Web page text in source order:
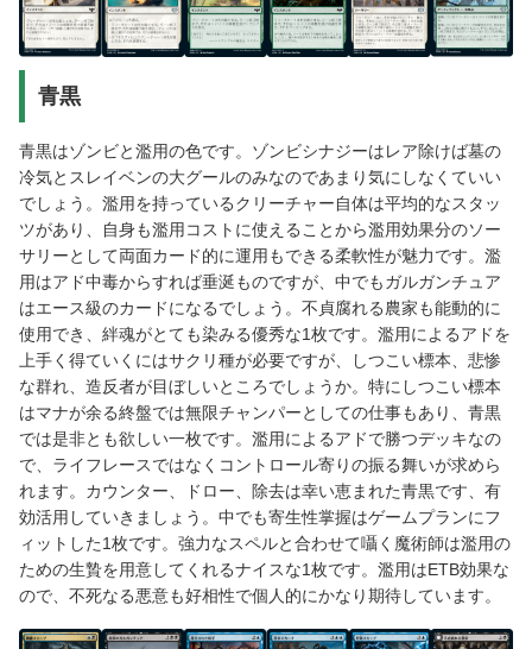
青黒
青黒はゾンビと濫用の色です。ゾンビシナジーはレア除けば墓の
冷気とスレイベンの大グールのみなのであまり気にしなくていい
でしょう。濫用を持っているクリーチャー自体は平均的なスタッ
ツがあり、自身も濫用コストに使えることから濫用効果分のソー
サリーとして両面カード的に運用もできる柔軟性が魅力です。濫
用はアド中毒からすれば垂涎ものですが、中でもガルガンチュア
はエース級のカードになるでしょう。不貞腐れる農家も能動的に
使用でき、絆魂がとても染みる優秀な1枚です。濫用によるアドを
上手く得ていくにはサクリ種が必要ですが、しつこい標本、悲惨
な群れ、造反者が目ぼしいところでしょうか。特にしつこい標本
はマナが余る終盤では無限チャンパーとしての仕事もあり、青黒
では是非とも欲しい一枚です。濫用によるアドで勝つデッキなの
で、ライフレースではなくコントロール寄りの振る舞いが求めら
れます。カウンター、ドロー、除去は幸い恵まれた青黒です、有
効活用していきましょう。中でも寄生性掌握はゲームプランにフ
ィットした1枚です。強力なスペルと合わせて囁く魔術師は濫用の
ための生贄を用意してくれるナイスな1枚です。濫用はETB効果な
ので、不死なる悪意も好相性で個人的にかなり期待しています。